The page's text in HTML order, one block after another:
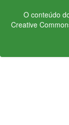
O conteúdo
Creative